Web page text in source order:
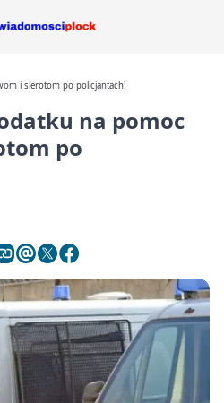
i sierotom po policjantach!
na pomoc
po